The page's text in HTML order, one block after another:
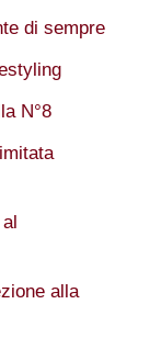
di sempre
N°8
alla